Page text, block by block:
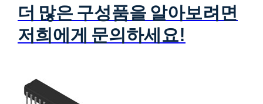
더 많은 구성품을 알아보려면
저희에게 문의하세요!